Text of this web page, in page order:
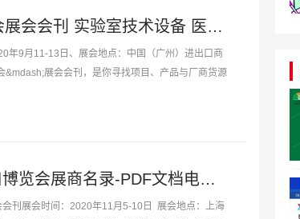
2020第5届BTE广州国际生物技术大会展会会刊 实验室技术设备 医学检验 诊断 IVD-PDF文档电子版资料
年9月11-13日、展会地点：中国（广州）进出口商
展会会刊，是你寻找项目、产品与厂商货源
2020上海第三届进博会会刊 中国进口博览会展商名录-PDF文档电子版资料
刊展会时间：2020年11月5-10日 展会地点：上海